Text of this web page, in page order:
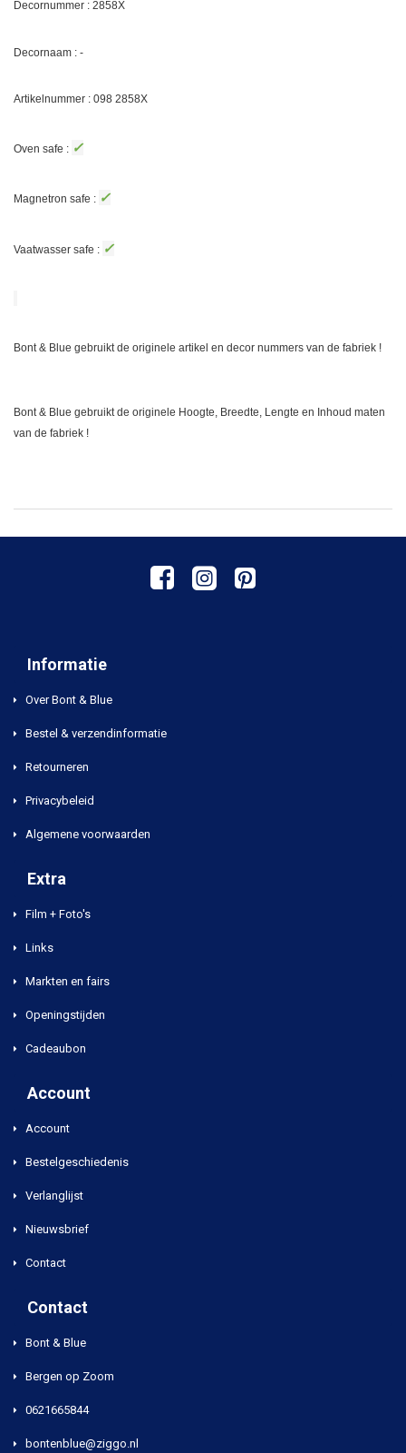
Decornummer : 2858X
Decornaam : -
Artikelnummer : 098 2858X
Oven safe : ✓
Magnetron safe : ✓
Vaatwasser safe : ✓
Bont & Blue gebruikt de originele artikel en decor nummers van de fabriek !
Bont & Blue gebruikt de originele Hoogte, Breedte, Lengte en Inhoud maten
van de fabriek !
Informatie
Over Bont & Blue
Bestel & verzendinformatie
Retourneren
Privacybeleid
Algemene voorwaarden
Extra
Film + Foto's
Links
Markten en fairs
Openingstijden
Cadeaubon
Account
Account
Bestelgeschiedenis
Verlanglijst
Nieuwsbrief
Contact
Contact
Bont & Blue
Bergen op Zoom
0621665844
bontenblue@ziggo.nl